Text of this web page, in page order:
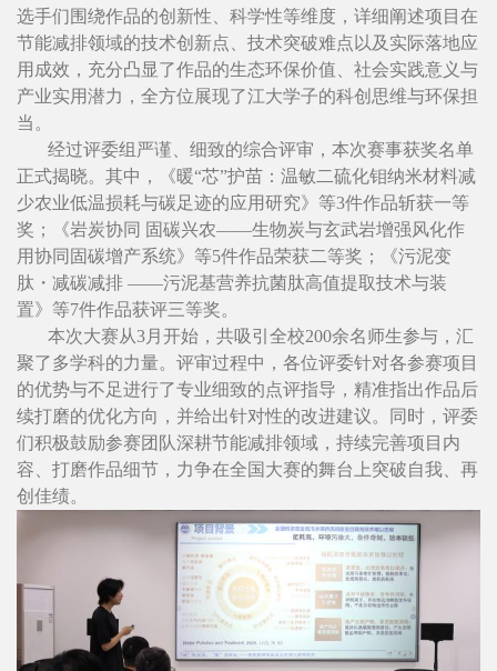
选手们围绕作品的创新性、科学性等维度，详细阐述项目在
节能减排领域的技术创新点、技术突破难点以及实际落地应
用成效，充分凸显了作品的生态环保价值、社会实践意义与
产业实用潜力，全方位展现了江大学子的科创思维与环保担
当。
经过评委组严谨、细致的综合评审，本次赛事获奖名单
正式揭晓。其中，《暖“芯”护苗：温敏二硫化钼纳米材料减
少农业低温损耗与碳足迹的应用研究》等3件作品斩获一等
奖；《岩炭协同 固碳兴农——生物炭与玄武岩增强风化作
用协同固碳增产系统》等5件作品荣获二等奖；《污泥变
肽・减碳减排 ——污泥基营养抗菌肽高值提取技术与装
置》等7件作品获评三等奖。
本次大赛从3月开始，共吸引全校200余名师生参与，汇
聚了多学科的力量。评审过程中，各位评委针对各参赛项目
的优势与不足进行了专业细致的点评指导，精准指出作品后
续打磨的优化方向，并给出针对性的改进建议。同时，评委
们积极鼓励参赛团队深耕节能减排领域，持续完善项目内
容、打磨作品细节，力争在全国大赛的舞台上突破自我、再
创佳绩。